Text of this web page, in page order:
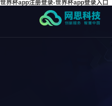
世界杯app注册登录-世界杯app登录入口